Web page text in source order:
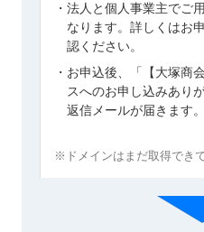
・法人と個人事業主でご
なります。詳しくはお
認ください。
・お申込後、「【大塚商
スへのお申し込みあり
返信メールが届きます。
※ドメインはまだ取得でき